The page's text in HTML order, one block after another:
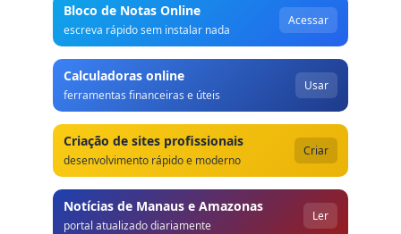
Bloco de Notas Online
escreva rápido sem instalar nada
Acessar
Calculadoras online
ferramentas financeiras e úteis
Usar
Criação de sites profissionais
desenvolvimento rápido e moderno
Criar
Notícias de Manaus e Amazonas
portal atualizado diariamente
Ler